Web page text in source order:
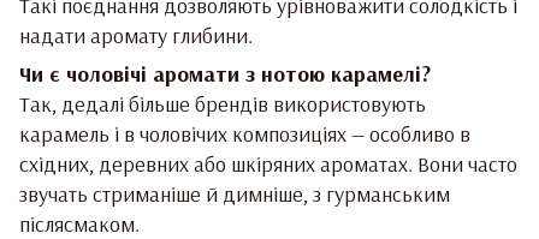
надати аромату глибини.
Чи є чоловічі аромати з нотою карамелі?
Так, дедалі більше брендів використовують
карамель і в чоловічих композиціях — особливо в
східних, деревних або шкіряних ароматах. Вони часто
звучать стриманіше й димніше, з гурманським
післясмаком.